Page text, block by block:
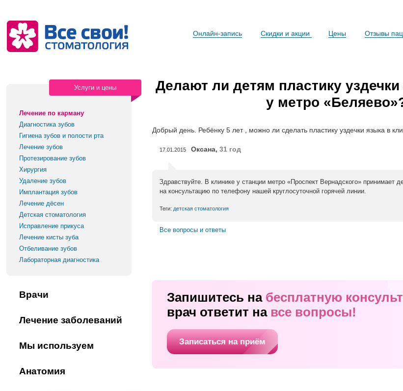
Онлайн-запись Скидки и акции Цены Отзывы
Услуги и цены
Лечение по карману
Диагностика зубов
Гигиена зубов и полости рта
Лечение зубов
Протезирование зубов
Хирургия
Удаление зубов
Имплантация зубов
Лечение дёсен
Детская стоматология
Исправление прикуса
Лечение кисты зуба
Отбеливание зубов
Лабораторная диагностика
Врачи
Лечение заболеваний
Мы используем
Анатомия
Делают ли детям пластику
у метро
Добрый день. Ребёнку 5 лет , можно ли сделать пластику уздечки языка в
17.01.2015 Оксана, 31 год
Здравствуйте. В клинике у станции метро «Проспект Вернадского» принимает
на консультацию по телефону нашей круглосуточной горячей линии.
Теги: детская стоматология
Все вопросы и ответы
Запишитесь на бесплатную
врач ответит на все вопросы!
Записаться на приём